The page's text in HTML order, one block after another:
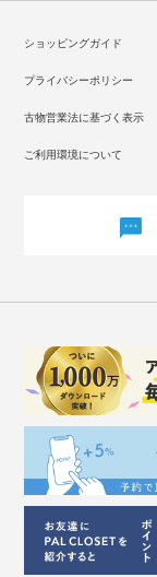
ショッピングガイド
プライバシーポリシー
古物営業法に基づく表示
ご利用環境について